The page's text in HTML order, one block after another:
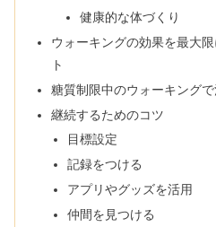
健康的な体づくり
ウォーキングの効果を最大
ト
糖質制限中のウォーキング
継続するためのコツ
目標設定
記録をつける
アプリやグッズを活用
仲間を見つける